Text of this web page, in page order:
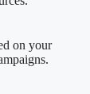
on your